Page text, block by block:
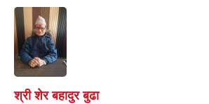
श्री शेर बहादुर बुढा